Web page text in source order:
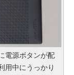
電源ボタンが配
用中にうっかり